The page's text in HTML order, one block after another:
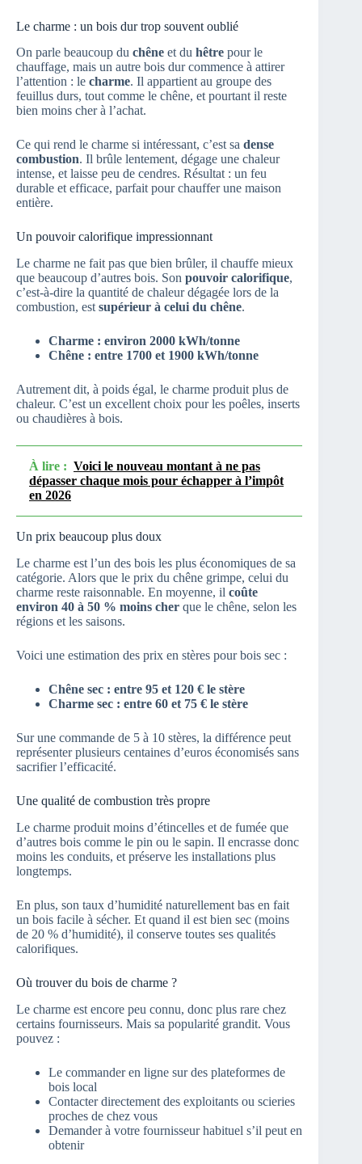
Le charme : un bois dur trop souvent oublié
On parle beaucoup du chêne et du hêtre pour le
chauffage, mais un autre bois dur commence à attirer
l’attention : le charme. Il appartient au groupe des
feuillus durs, tout comme le chêne, et pourtant il reste
bien moins cher à l’achat.
Ce qui rend le charme si intéressant, c’est sa dense
combustion. Il brûle lentement, dégage une chaleur
intense, et laisse peu de cendres. Résultat : un feu
durable et efficace, parfait pour chauffer une maison
entière.
Un pouvoir calorifique impressionnant
Le charme ne fait pas que bien brûler, il chauffe mieux
que beaucoup d’autres bois. Son pouvoir calorifique,
c’est-à-dire la quantité de chaleur dégagée lors de la
combustion, est supérieur à celui du chêne.
Charme : environ 2000 kWh/tonne
Chêne : entre 1700 et 1900 kWh/tonne
Autrement dit, à poids égal, le charme produit plus de
chaleur. C’est un excellent choix pour les poêles, inserts
ou chaudières à bois.
À lire : Voici le nouveau montant à ne pas
dépasser chaque mois pour échapper à l’impôt
en 2026
Un prix beaucoup plus doux
Le charme est l’un des bois les plus économiques de sa
catégorie. Alors que le prix du chêne grimpe, celui du
charme reste raisonnable. En moyenne, il coûte
environ 40 à 50 % moins cher que le chêne, selon les
régions et les saisons.
Voici une estimation des prix en stères pour bois sec :
Chêne sec : entre 95 et 120 € le stère
Charme sec : entre 60 et 75 € le stère
Sur une commande de 5 à 10 stères, la différence peut
représenter plusieurs centaines d’euros économisés sans
sacrifier l’efficacité.
Une qualité de combustion très propre
Le charme produit moins d’étincelles et de fumée que
d’autres bois comme le pin ou le sapin. Il encrasse donc
moins les conduits, et préserve les installations plus
longtemps.
En plus, son taux d’humidité naturellement bas en fait
un bois facile à sécher. Et quand il est bien sec (moins
de 20 % d’humidité), il conserve toutes ses qualités
calorifiques.
Où trouver du bois de charme ?
Le charme est encore peu connu, donc plus rare chez
certains fournisseurs. Mais sa popularité grandit. Vous
pouvez :
Le commander en ligne sur des plateformes de
bois local
Contacter directement des exploitants ou scieries
proches de chez vous
Demander à votre fournisseur habituel s’il peut en
obtenir